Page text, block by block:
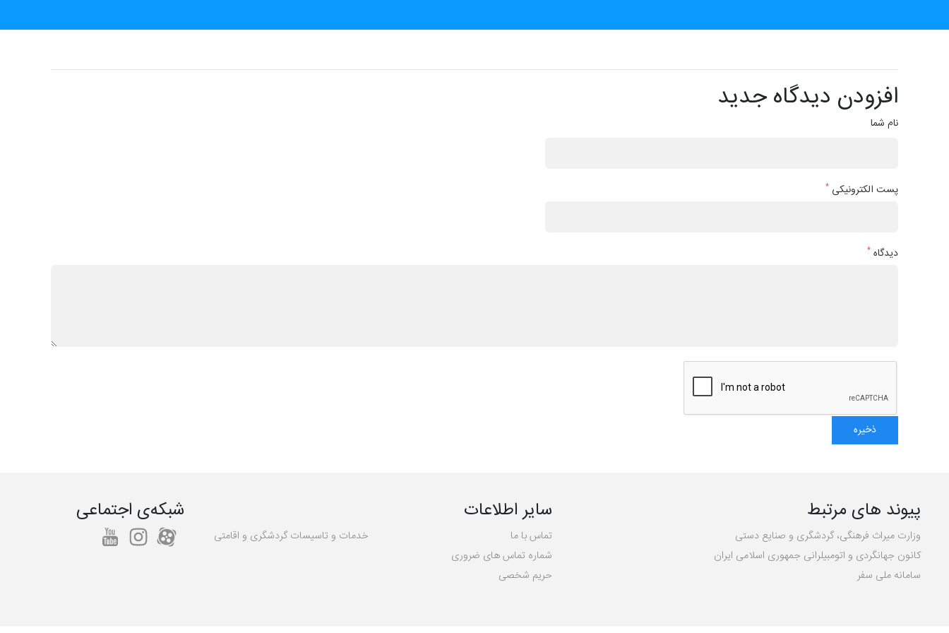
افزودن دیدگاه جدید
نام شما
پست الکترونیکی *
دیدگاه *
پیوند های مرتبط
وزارت میراث فرهنگی، گردشگری و صنایع دستی
کانون جهانگردی و اتومبیلرانی جمهوری اسلامی ایران
سامانه ملی سفر
سایر اطلاعات
تماس با ما
شماره تماس های ضروری
حریم شخصی
خدمات و تاسیسات گردشگری و اقامتی
شبکه‌ی اجتماعی